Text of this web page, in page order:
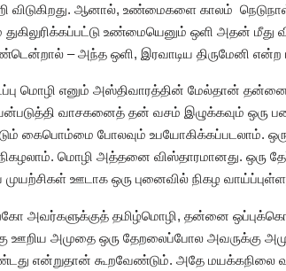
விடுகிறது. ஆனால், உண்மைகளை காலம்
உண்மையெனும் ஒளி அதன்
– அந்த ஒளி, இரவாடிய திருமேனி என்ற
மொழி எனும் அஸ்திவாரத்தின் மேல்தான் தன்னை
வாசகனைத் தன் வசம் இழுக்கவும் ஒரு
கைபொம்மை போலவும் உபயோகிக்கப்படலாம்.
நிகழலாம். மொழி அத்தனை விஸ்தாரமானது. ஒரு
ஊடாக ஒரு புனைவில் நிகழ
அவர்களுக்குத் தமிழ்மொழி, தன்னை
ஊறிய அமுதை ஒரு தேறலைப்போல அவருக்கு
என்றுதான் கூறவேண்டும். அதே மயக்கநிலை